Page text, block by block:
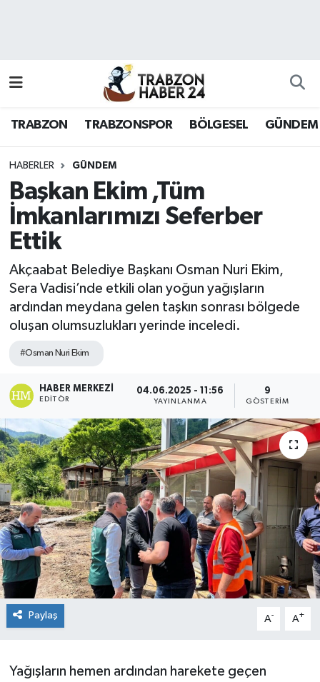
TRABZON TRABZONSPOR BÖLGESEL GÜNDEM
HABERLER GÜNDEM
Başkan Ekim ,Tüm
İmkanlarımızı Seferber
Ettik
Akçaabat Belediye Başkanı Osman Nuri Ekim,
Sera Vadisi’nde etkili olan yoğun yağışların
ardından meydana gelen taşkın sonrası bölgede
oluşan olumsuzlukları yerinde inceledi.
#Osman Nuri Ekim
HABER MERKEZI
EDITÖR
04.06.2025 - 11:56
YAYINLANMA
9
GÖSTERIM
Paylaş A- A+
Yağışların hemen ardından harekete geçen
Hava Durumu
Namaz Vakitleri
Trafik Durumu
Süper Lig Puan Durumu ve Fikstür
Tüm Manşetler
Son Dakika Haberleri
Haber Arşivi